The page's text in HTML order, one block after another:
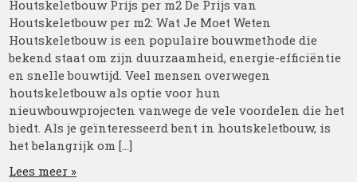
Houtskeletbouw Prijs per m2 De Prijs van
Houtskeletbouw per m2: Wat Je Moet Weten
Houtskeletbouw is een populaire bouwmethode die
bekend staat om zijn duurzaamheid, energie-efficiëntie
en snelle bouwtijd. Veel mensen overwegen
houtskeletbouw als optie voor hun
nieuwbouwprojecten vanwege de vele voordelen die het
biedt. Als je geïnteresseerd bent in houtskeletbouw, is
het belangrijk om […]
Lees meer »